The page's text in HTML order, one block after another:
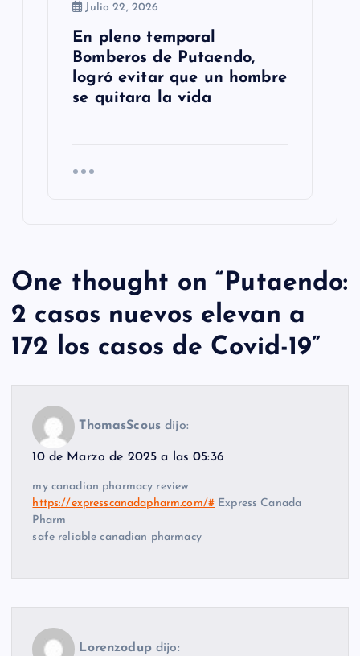
Julio 22, 2026
En pleno temporal
Bomberos de Putaendo,
logró evitar que un hombre
se quitara la vida
One thought on “Putaendo:
2 casos nuevos elevan a
172 los casos de Covid-19”
ThomasScous dijo:
10 de Marzo de 2025 a las 05:36
my canadian pharmacy review
https://expresscanadapharm.com/#Express Canada
Pharm
safe reliable canadian pharmacy
Lorenzodup dijo: